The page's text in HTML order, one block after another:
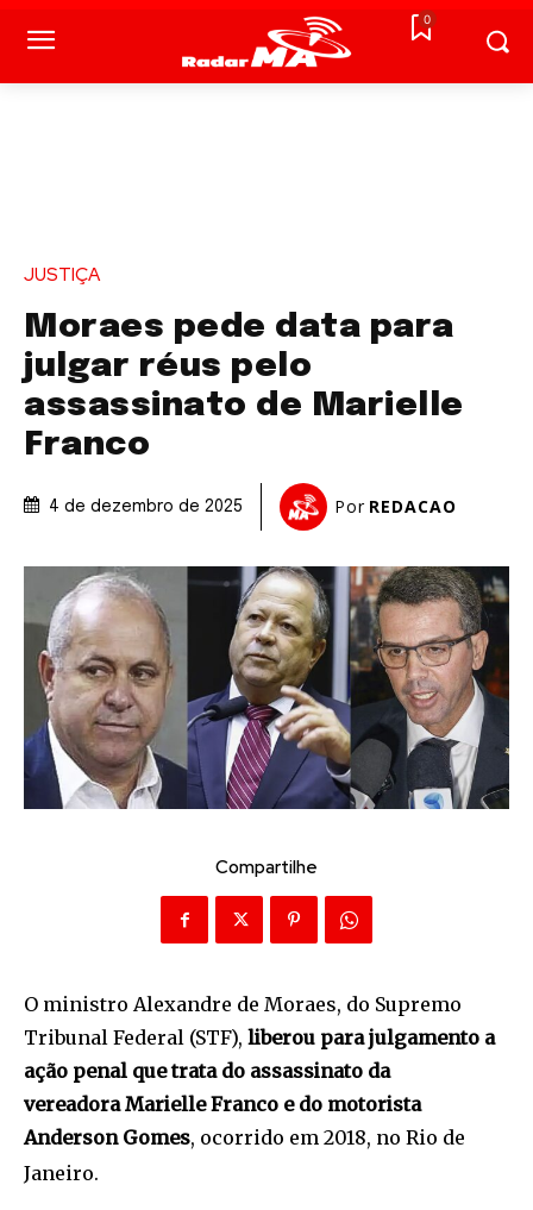
0
JUSTIÇA
Moraes pede data para
julgar réus pelo
assassinato de Marielle
Franco
4 de dezembro de 2025 Por REDACAO
Compartilhe
O ministro Alexandre de Moraes, do Supremo
Tribunal Federal (STF), liberou para julgamento a
ação penal que trata do assassinato da
vereadora Marielle Franco e do motorista
Anderson Gomes, ocorrido em 2018, no Rio de
Janeiro.